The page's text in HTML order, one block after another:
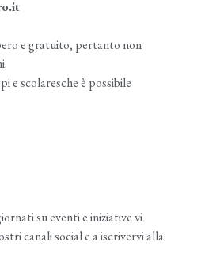
e gratuito, pertanto non
e scolaresche è possibile
su eventi e iniziative vi
canali social e a iscrivervi alla